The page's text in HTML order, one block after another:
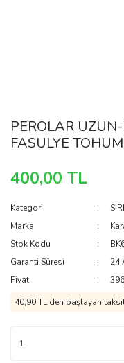
PEROLAR
FASULYE
400,00 TL
Kategori
Marka
Stok Kodu
Garanti Süresi
24
Fiyat
40,90 TL den başlayan